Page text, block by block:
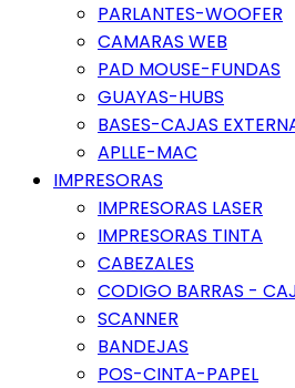
PARLANTES-WOOFER
CAMARAS WEB
PAD MOUSE-FUNDAS
GUAYAS-HUBS
BASES-CAJAS
APLLE-MAC
IMPRESORAS
IMPRESORAS LASER
IMPRESORAS TINTA
CABEZALES
CODIGO BARRAS -
SCANNER
BANDEJAS
POS-CINTA-PAPEL